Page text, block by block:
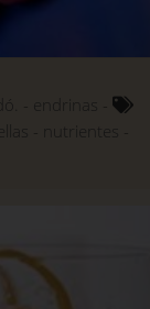
endrinas
nutrientes